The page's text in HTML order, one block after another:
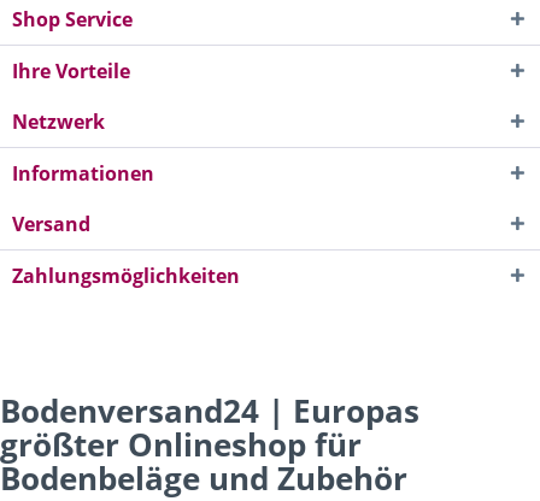
Shop Service
Ihre Vorteile
Netzwerk
Informationen
Versand
Zahlungsmöglichkeiten
Bodenversand24 | Europas
größter Onlineshop für
Bodenbeläge und Zubehör